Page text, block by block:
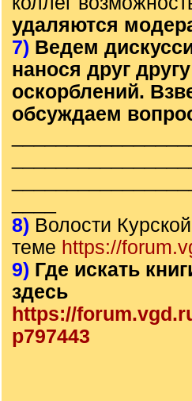
удаляются
7) Ведем
нанося друг
оскорблений.
обсуждаем
8) Волости
теме https://
9) Где искать
здесь
https://
p797443